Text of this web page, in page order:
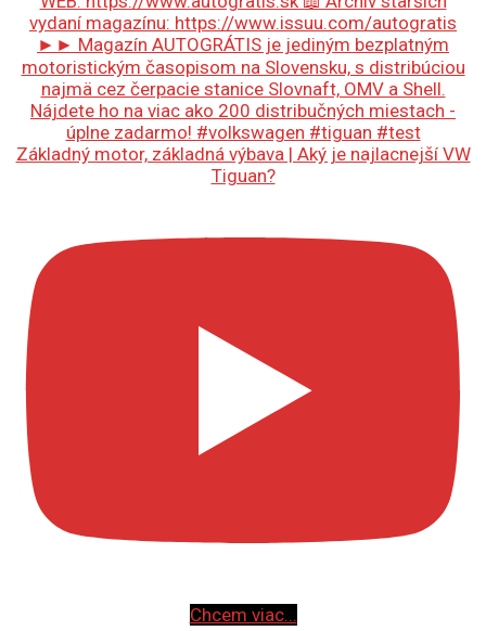
Základný motor, základná výbava | Aký je najlacnejší VW
Tiguan?
Chcem viac...